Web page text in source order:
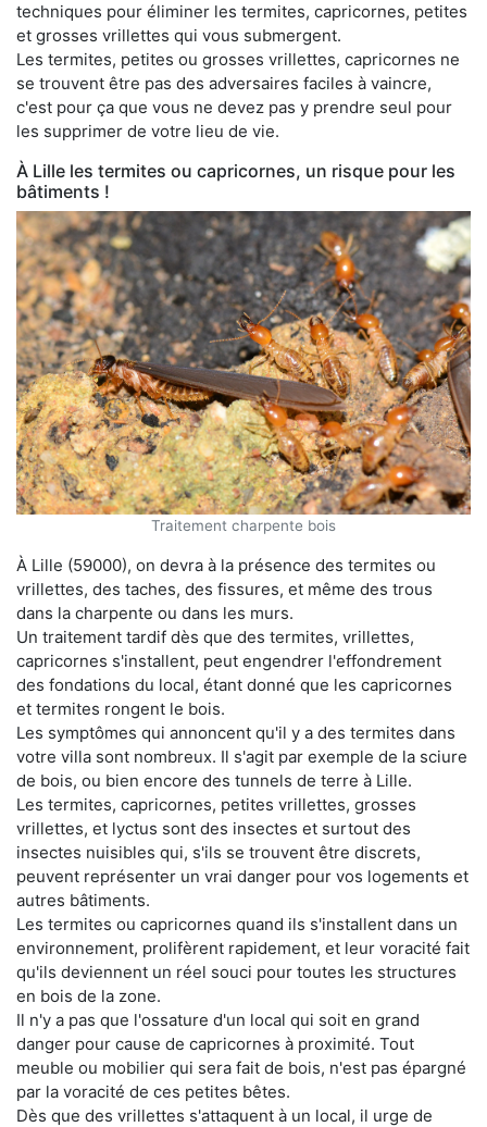
techniques pour éliminer les termites, capricornes, petites
et grosses vrillettes qui vous submergent.
Les termites, petites ou grosses vrillettes, capricornes ne
se trouvent être pas des adversaires faciles à vaincre,
c'est pour ça que vous ne devez pas y prendre seul pour
les supprimer de votre lieu de vie.
À Lille les termites ou capricornes, un risque pour les
bâtiments !
Traitement charpente bois
À Lille (59000), on devra à la présence des termites ou
vrillettes, des taches, des fissures, et même des trous
dans la charpente ou dans les murs.
Un traitement tardif dès que des termites, vrillettes,
capricornes s'installent, peut engendrer l'effondrement
des fondations du local, étant donné que les capricornes
et termites rongent le bois.
Les symptômes qui annoncent qu'il y a des termites dans
votre villa sont nombreux. Il s'agit par exemple de la sciure
de bois, ou bien encore des tunnels de terre à Lille.
Les termites, capricornes, petites vrillettes, grosses
vrillettes, et lyctus sont des insectes et surtout des
insectes nuisibles qui, s'ils se trouvent être discrets,
peuvent représenter un vrai danger pour vos logements et
autres bâtiments.
Les termites ou capricornes quand ils s'installent dans un
environnement, prolifèrent rapidement, et leur voracité fait
qu'ils deviennent un réel souci pour toutes les structures
en bois de la zone.
Il n'y a pas que l'ossature d'un local qui soit en grand
danger pour cause de capricornes à proximité. Tout
meuble ou mobilier qui sera fait de bois, n'est pas épargné
par la voracité de ces petites bêtes.
Dès que des vrillettes s'attaquent à un local, il urge de